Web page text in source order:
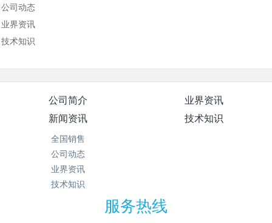
公司动态
业界资讯
技术知识
公司简介
业界资讯
新闻资讯
全国销售
公司动态
业界资讯
技术知识
技术知识
服务热线